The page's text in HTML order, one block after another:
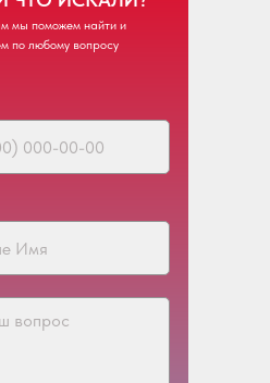
мы поможем найти и
по любому вопросу